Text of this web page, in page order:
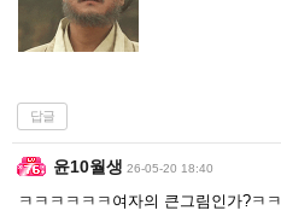
답글
윤10월생 26-05-20 18:40
ㅋㅋㅋㅋㅋㅋ여자의 큰그림인가?ㅋㅋ